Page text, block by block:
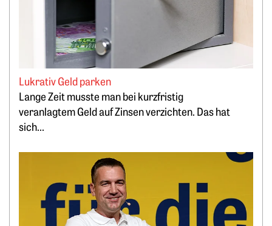
Lukrativ Geld parken
Lange Zeit musste man bei kurzfristig
veranlagtem Geld auf Zinsen verzichten. Das hat
sich...
Weiterlesen: „Bitcoin minen, statt PV-Strom zu